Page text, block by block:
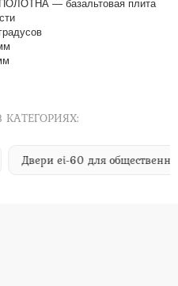
— базальтовая плита
Двери ei-60 для